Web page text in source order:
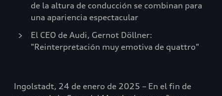
de la altura de conducción se combinan para
una apariencia espectacular
El CEO de Audi, Gernot Döllner:
"Reinterpretación muy emotiva de quattro"
Ingolstadt, 24 de enero de 2025 – En el fin de